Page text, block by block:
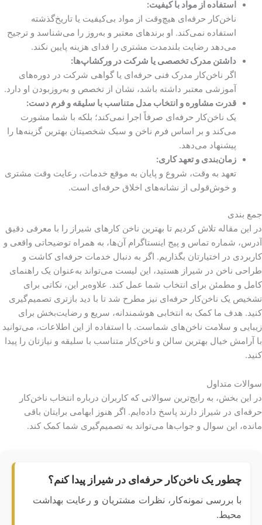
استفاده از مواد با کیفیت:
ناخن‌کار حرفه‌ای هیچ‌وقت از مواد بی‌کیفیت یا تاریخ‌گذشته
استفاده نمی‌کند. او برندهای معتبر و به‌روز را می‌شناسد و ترجیح
می‌دهد رضایت بلندمدت مشتری را فدای هزینه پایین نکند.
داشتن مدرک تخصصی یا شرکت در ورکشاپ‌ها:
اگر ناخن‌کار مدرک فنی حرفه‌ای یا گواهی شرکت در دوره‌های
آموزشی معتبر داشته باشد، نشان از تخصص و به‌روزبودن او دارد.
قدرت مشاوره و انتخاب مدل متناسب با سلیقه و فرم دست:
یک ناخن‌کار حرفه‌ای صرفاً اجرا نمی‌کند؛ بلکه با شما مشورت
می‌کند و بر اساس فرم ناخن و سبک شخصیتان بهترین گزینه‌ها را
پیشنهاد می‌دهد.
زمان‌بندی و تعهد کاری:
تعهد به وقت، شروع و پایان به موقع خدمات، رعایت وقت مشتری
و خوش‌قولی از نشانه‌های اخلاق حرفه‌ای است.
جمع بندی
در این مقاله تلاش کردیم تا بهترین ناخن کارهای شیراز را با معرفی دقیق
آدرس، شماره تماس و پیج اینستاگرام آن‌ها، به همراه توضیحاتی واقعی و
کاربردی در اختیارتان بگذاریم. اگر به دنبال خدمات حرفه‌ای کاشت و
طراحی ناخن در شیراز هستید، این لیست می‌تواند به‌عنوان یک راهنمای
کامل و مطمئن برای انتخاب شما عمل کند. علاوه‌بر این، نکاتی برای
تشخیص یک ناخن‌کار حرفه‌ای نیز مطرح شد تا با دید بازتری تصمیم‌گیری
کنید. هدف ما کمک به انتخابی هوشمندانه، سریع و رضایت‌بخش برای
زیبایی و سلامت ناخن‌های شماست. با استفاده از این اطلاعات، می‌توانید
با آرامش خیال بهترین سالن و ناخن‌کار متناسب با سلیقه و نیازتان را پیدا
کنید.
سوالات متداول
در این بخش، به رایج‌ترین سوالاتی که کاربران درباره انتخاب ناخن‌کار
حرفه‌ای در شیراز دارند پاسخ داده‌ایم. اگر هنوز ابهامی برایتان باقی
مانده، این سوال و جواب‌ها می‌تواند به تصمیم‌گیری شما کمک کند.
چطور یک ناخن‌کار حرفه‌ای در شیراز پیدا کنم؟
با بررسی نمونه‌کار، نظرات مشتریان و رعایت بهداشت
محیط.